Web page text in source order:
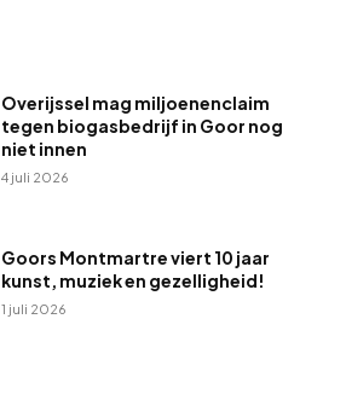
Overijssel mag miljoenenclaim
tegen biogasbedrijf in Goor nog
niet innen
4 juli 2026
Goors Montmartre viert 10 jaar
kunst, muziek en gezelligheid!
1 juli 2026